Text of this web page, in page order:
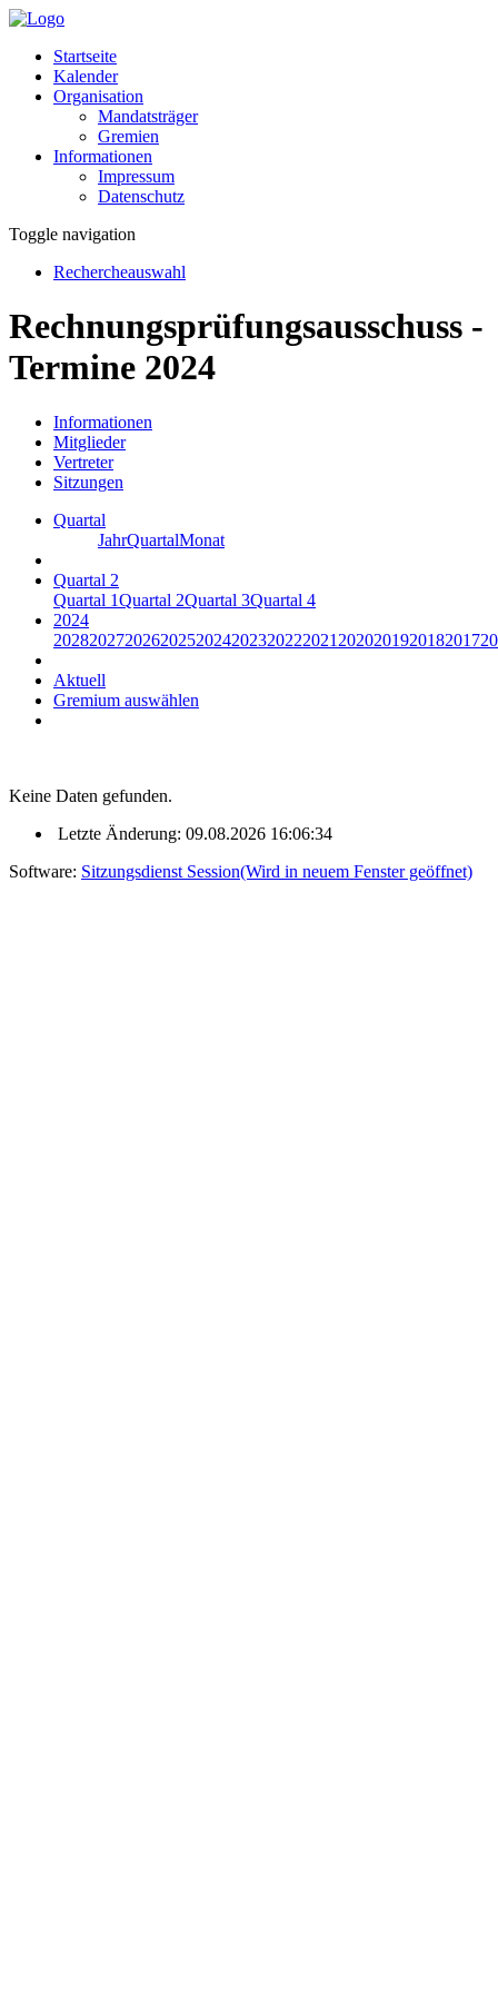
Startseite
Kalender
Organisation
Mandatsträger
Gremien
Informationen
Impressum
Datenschutz
Toggle navigation
Rechercheauswahl
Rechnungsprüfungsausschuss -
Termine 2024
Informationen
Mitglieder
Vertreter
Sitzungen
Quartal
JahrQuartalMonat
Quartal 2
Quartal 1Quartal 2Quartal 3Quartal 4
2024
20282027202620252024202320222021 2020201920182017
Aktuell
Gremium auswählen
Keine Daten gefunden.
Letzte Änderung: 09.08.2026 16:06:34
Software: Sitzungsdienst Session(Wird in neuem Fenster geöffnet)